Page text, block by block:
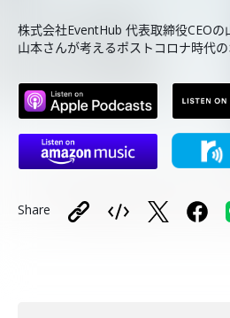
株式会社EventHub 代表取締役CEOの
山本さんが考えるポストコロナ時代
Share